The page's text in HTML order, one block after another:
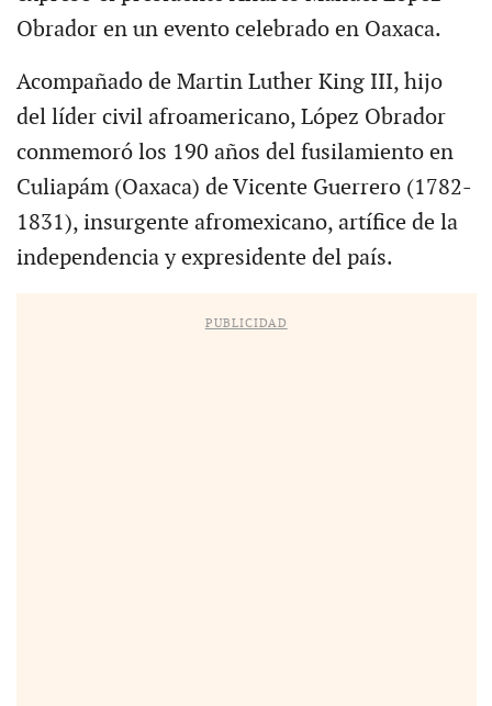
Obrador en un evento celebrado en Oaxaca.
Acompañado de Martin Luther King III, hijo
del líder civil afroamericano, López Obrador
conmemoró los 190 años del fusilamiento en
Culiapám (Oaxaca) de Vicente Guerrero (1782-
1831), insurgente afromexicano, artífice de la
independencia y expresidente del país.
PUBLICIDAD